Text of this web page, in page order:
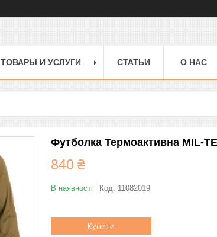
ТОВАРЫ И УСЛУГИ СТАТЬИ О НАС
Футболка Термоактивна MIL-
840 ₴
В наявності Код: 11082019
Купити